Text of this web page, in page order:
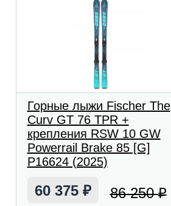
Горные лыжи Fischer The
Curv GT 76 TPR +
крепления RSW 10 GW
Powerrail Brake 85 [G]
P16624 (2025)
60 375 ₽ 86 250₽